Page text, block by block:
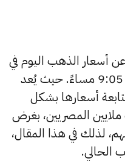
أسعار الذهب اليوم في
مصر الجمعة 10 أبريل الساعة 9:05 مساءً. حيث يُعد
أسعارها بشكل
المصريين، بغرض
لذلك في هذا المقال،
الحالي.